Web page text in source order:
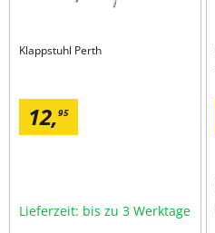
Klappstuhl Perth
12,95
Lieferzeit: bis zu 3 Werktage